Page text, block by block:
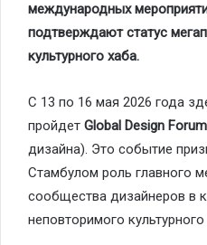
международных
подтверждают статус
культурного хаба.
С 13 по 16 мая 2026 года
пройдет Global Design Forum
дизайна). Это событие
Стамбулом роль главного
сообщества дизайнеров в
неповторимого